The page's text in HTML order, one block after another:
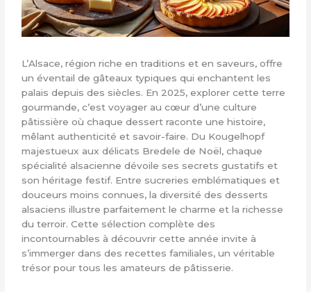
L’Alsace, région riche en traditions et en saveurs, offre
un éventail de gâteaux typiques qui enchantent les
palais depuis des siècles. En 2025, explorer cette terre
gourmande, c’est voyager au cœur d’une culture
pâtissière où chaque dessert raconte une histoire,
mêlant authenticité et savoir-faire. Du Kougelhopf
majestueux aux délicats Bredele de Noël, chaque
spécialité alsacienne dévoile ses secrets gustatifs et
son héritage festif. Entre sucreries emblématiques et
douceurs moins connues, la diversité des desserts
alsaciens illustre parfaitement le charme et la richesse
du terroir. Cette sélection complète des
incontournables à découvrir cette année invite à
s’immerger dans des recettes familiales, un véritable
trésor pour tous les amateurs de pâtisserie.